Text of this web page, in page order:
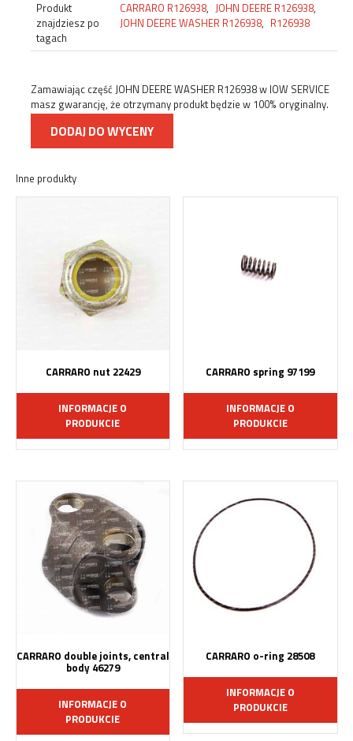
Produkt
znajdziesz po
tagach
CARRARO R126938, JOHN DEERE R126938,
JOHN DEERE WASHER R126938, R126938
Zamawiając część JOHN DEERE WASHER R126938 w IOW SERVICE
masz gwarancję, że otrzymany produkt będzie w 100% oryginalny.
DODAJ DO WYCENY
Inne produkty
CARRARO nut 22429
INFORMACJE O
PRODUKCIE
CARRARO spring 97199
INFORMACJE O
PRODUKCIE
CARRARO double joints, central
body 46279
INFORMACJE O
PRODUKCIE
CARRARO o-ring 28508
INFORMACJE O
PRODUKCIE